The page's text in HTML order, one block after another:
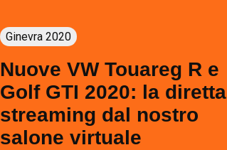
Ginevra 2020
Nuove VW Touareg R e
Golf GTI 2020: la diretta
streaming dal nostro
salone virtuale